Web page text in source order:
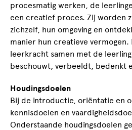
procesmatig werken, de
een creatief proces. Zij worden
zichzelf, hun omgeving en
manier hun creatieve vermogen.
leerkracht samen met de
beschouwt, verbeeldt, bedenkt
Houdingsdoelen
Bij de introductie, oriëntatie en
kennisdoelen en
Onderstaande houdingsdoelen